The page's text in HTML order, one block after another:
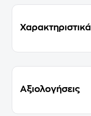
Χαρακτηριστικά
Αξιολογήσεις